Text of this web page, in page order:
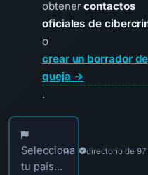
obtenercontactos
oficiales de
o
crear un borrador de
queja →
.
Elija su país para los
Selecciona
tu país...
directorio de 97